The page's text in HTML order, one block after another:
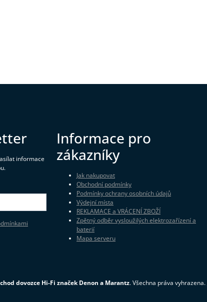
informace
Informace pro
zákazníky
Jak nakupovat
Obchodní podmínky
Podmínky ochrany osobních údajů
Výdejní místa
REKLAMACE a VRÁCENÍ ZBOŽÍ
Zpětný odběr vysloužilých elektrozařízení a
baterií
Mapa serveru
dovozce Hi-Fi značek Denon a Marantz. Všechna práva vyhrazena.